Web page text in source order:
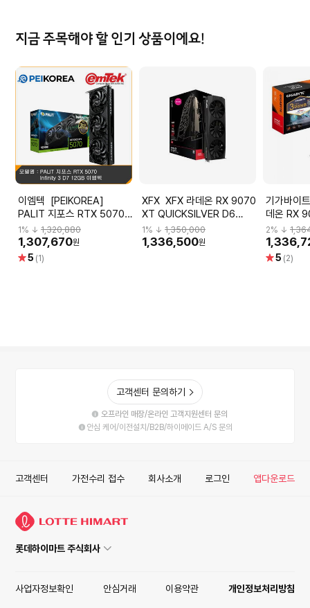
지금 주목해야 할 인기 상품이에요!
이엠텍 [PEIKOREA]
PALIT 지포스 RTX 5070
Infinity 3 D7 12GB 이엠텍
1% ↓ 1,320,880
1,307,670원
별5 (1)
XFX XFX 라데온 RX 9070
XT QUICKSILVER D6
16GB jnp
1% ↓1,350,000
1,336,500원
기가바이트
데온 RX
GAMING
씨디렉트
2% ↓
별5 (2)
고객센터 문의하기
오프라인 매장/온라인 고객지원센터 문의
안심 케어/이전설치/B2B/하이메이드 A/S 문의
고객센터 가전수리 접수 회사소개 로그인 앱다운로드
롯데하이마트 주식회사
사업자정보확인 안심거래 이용약관 개인정보처리방침